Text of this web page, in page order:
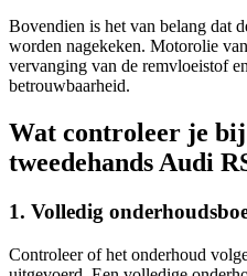
Bovendien is het van belang dat
worden nagekeken. Motorolie
vervanging van de remvloeistof
betrouwbaarheid.
Wat controleer je bij
tweedehands Audi
1. Volledig
Controleer of het onderhoud